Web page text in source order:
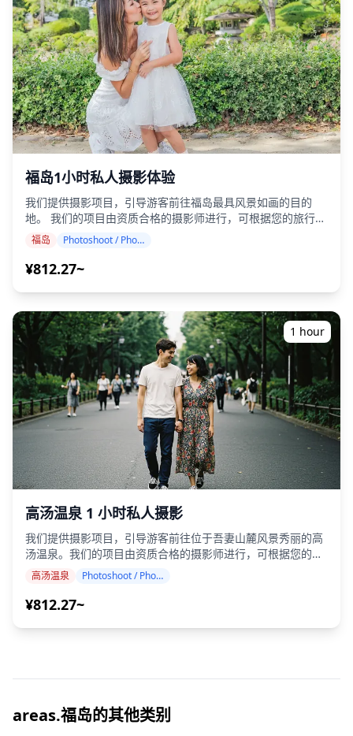
少。 ・如果在预定日期前 3 天预测拍摄地点会下雨，或者在拍
摄当天意外下雨，则有三个选择：（1）重新安排日期和时
间，（2）更改地点，或（3）取消拍摄。 ![]
(https://assets.hldycdn.com/90b0aabe-4d16-4a8b-9b7f-
47f8e75c87d2.jpg) ![]
(https://assets.hldycdn.com/d625d8ac-3be3-48d9-ac10-
6819041cb088.jpg)
福岛1小时私人摄影体验
我们提供摄影项目，引导游客前往福岛最具风景如画的目的
地。 我们的项目由资质合格的摄影师进行，可根据您的旅行日
程进行调整，在五色沼、鹤城、三春泷樱、只見川桥梁等标志
性地点捕捉自然美景。 （请与我们分享您喜欢的地点！） 福
岛县内任何地点均可预约摄影，最多可提前3天预订。 我们将
在一周内交付，您可以选择您最喜欢的10张照片进行重新交
付。 我们会进行色彩校正以唤起特定的氛围，如果需要，可以
调整情绪和颜色。 让我们通过我们的摄影服务捕捉您在福岛的
特别时刻！ ◆ 重要信息： ・如果您在预定的会面时间迟到，
拍摄时长和交付的照片数量可能会减少。 ・如果在预定日期前
3天预报拍摄地点有雨，或者拍摄当天意外下雨，则有三个选
择： (1) 重新安排日期和时间，(2) 更改地点，或 (3) 取消拍
摄。 ![](https://assets.hldycdn.com/8cb0eac2-b936-4a61-
b960-fb28ac1c90b4.png) ![]
(https://assets.hldycdn.com/070e04f7-ad99-4010-97fc-
(https://assets.hldycdn.com/64d36bd9-b2e2-4ec6-9330-
6e28bbd278c6.jpg) ![]
(https://assets.hldycdn.com/870939c9-28af-41dc-bca2-
f5d8c26e5308.png) ![]
(https://assets.hldycdn.com/66a10257-aed8-448f-92f7-
71a416be506d.png) **费用包含** ・1小时摄影服务 ・照片
数据（100+原始文件） ・根据要求，最多10张照片的色彩校
正 请注意：编辑不包括修饰或改变体型、面部特征、背景或移
除物体。 **费用不包含** ・付费设施的入场费或门票预订
（如果适用，摄影师的入场费由客户承担。） ・客户前往拍摄
地点的交通费用 ・如果客户希望在多个地点拍摄，摄影师在预
适用，我们会提前通知您。） ・任何其他个人费用 **预订前/
影师的LINE群聊，以确保会话期间的顺畅沟通。 请确保您已
提前安装LINE应用程序。（如果您在使用LINE时遇到任何问
福岛 Photoshoot / Photo tour
¥812.27~
1 hour
高汤温泉 1 小时私人摄影
我们提供摄影项目，引导游客前往位于吾妻山麓风景秀丽的高
汤温泉。我们的项目由资质合格的摄影师进行，可根据您的旅
行计划进行调整，捕捉自然构图，并在独特的乳蓝色温泉、山
地景观、历史悠久的茅草浴场和火山景观公路中找到理想的拍
摄地点。（请与我们分享您喜欢的地点！） 摄影课程可在高汤
会说英语/日语的摄影师。 原始的 100 多张照片文件将在一周
调整情绪和颜色。 让我们通过我们的摄影服务捕捉您在高汤温
到，拍摄时长和交付的照片数量可能会减少。 ・如果在预定日
期前 3 天预测拍摄地点有雨，或者拍摄当天意外下雨，则有三
高汤温泉 Photoshoot / Photo tour
¥812.27~
areas.福岛的其他类别